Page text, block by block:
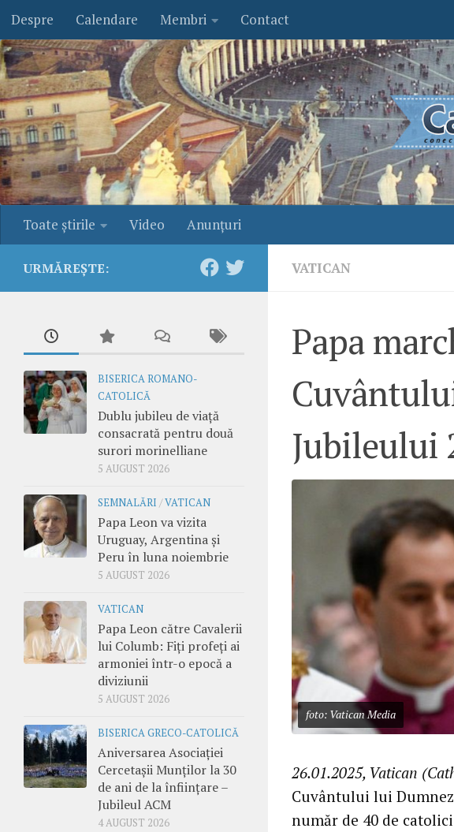
Skip to content
Despre Calendare Membri Contact
Toate ştirile Video Anunţuri
VATICAN
Papa
Jubileului
foto: Vatican Media
26.01.2025, Vatican
Cuvântului lui
număr de 40 de
URMĂREȘTE:
BISERICA ROMANO-
CATOLICĂ
Dublu jubileu de viață
consacrată pentru două
surori morinelliane
5 AUGUST 2026
SEMNALĂRI /VATICAN
Papa Leon va vizita
Uruguay, Argentina și
Peru în luna noiembrie
5 AUGUST 2026
VATICAN
Papa Leon către Cavalerii
lui Columb: Fiți profeți ai
armoniei într-o epocă a
diviziunii
5 AUGUST 2026
BISERICA GRECO-CATOLICĂ
Aniversarea Asociației
Cercetașii Munților la 30
de ani de la înființare –
Jubileul ACM
4 AUGUST 2026